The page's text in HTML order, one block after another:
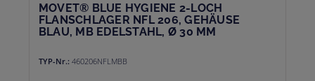
MOVET® BLUE HYGIENE 2-LOCH
FLANSCHLAGER NFL 206, GEHÄUSE
BLAU, MB EDELSTAHL, Ø 30 MM
TYP-Nr.: 460206NFLMBB